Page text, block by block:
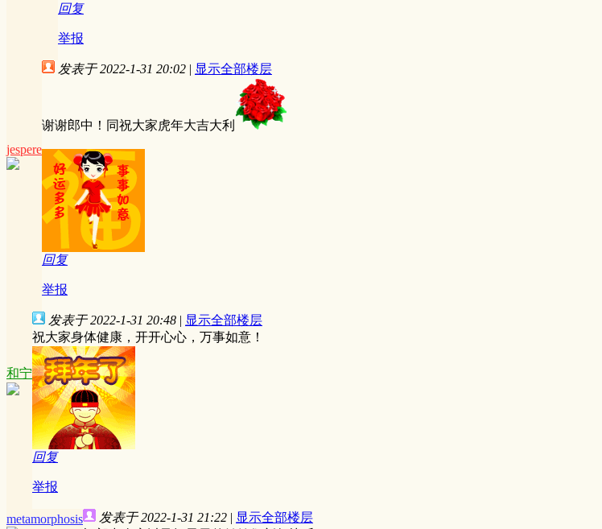
回复
举报
jespere
发表于 2022-1-31 20:02 | 显示全部楼层
谢谢郎中！同祝大家虎年大吉大利
回复
举报
和宁
发表于 2022-1-31 20:48 | 显示全部楼层
祝大家身体健康，开开心心，万事如意！
回复
举报
metamorphosis 发表于 2022-1-31 21:22 | 显示全部楼层